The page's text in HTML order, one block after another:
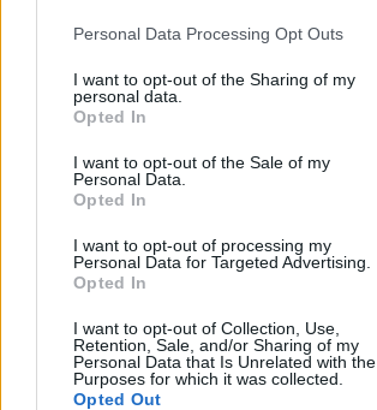
Personal Data Processing Opt Outs
I want to opt-out of the Sharing of my
personal data.
Opted In
I want to opt-out of the Sale of my
Personal Data.
Opted In
I want to opt-out of processing my
Personal Data for Targeted Advertising.
Opted In
I want to opt-out of Collection, Use,
Retention, Sale, and/or Sharing of my
Personal Data that Is Unrelated with the
Purposes for which it was collected.
Opted Out
27 Maggio 2025 alle ore 19:32
nonnocucaracha
·Ti stimo ·Rispondi
27 Maggio 2025 alle ore 20:09
·Ti stimo ·Rispondi